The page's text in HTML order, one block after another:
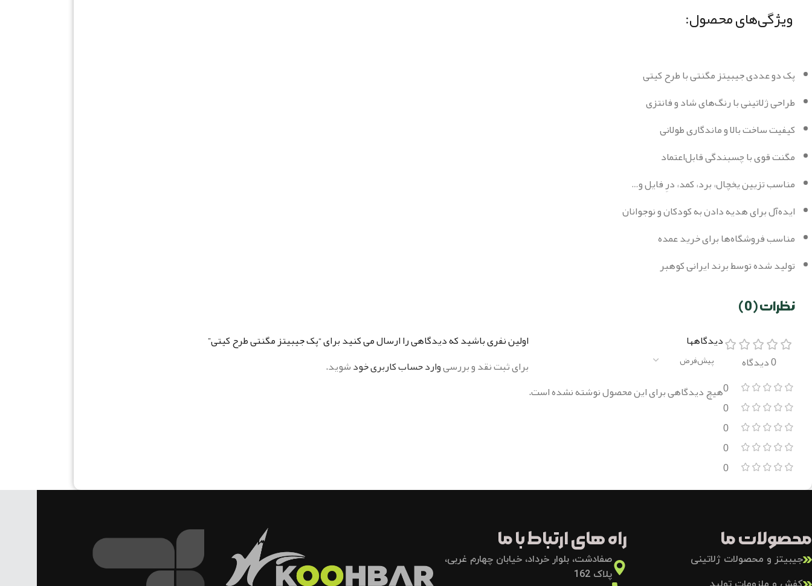
ویژگی‌های محصول:
پک دو عددی جیبیتز مگنتی با طرح کیتی
طراحی ژلاتینی با رنگ‌های شاد و فانتزی
کیفیت ساخت بالا و ماندگاری طولانی
مگنت قوی با چسبندگی قابل‌اعتماد
مناسب تزیین یخچال، برد، کمد، درِ فایل و…
ایده‌آل برای هدیه دادن به کودکان و نوجوانان
مناسب فروشگاه‌ها برای خرید عمده
تولید شده توسط برند ایرانی کوهبر
نظرات (0)
0 دیدگاه
0
0
0
0
0
دیدگاهها
هیچ دیدگاهی برای این محصول نوشته نشده است.
اولین نفری باشید که دیدگاهی را ارسال می کنید برای “پک جیبیتز مگنتی طرح کیتی”
برای ثبت نقد و بررسیوارد حساب کاربری خودشوید.
محصولات ما
جیبیتز و محصولات ژلاتینی
راه های ارتباط با ما
صفادشت، بلوار خرداد، خیابان چهارم غربی،
پلاک 162